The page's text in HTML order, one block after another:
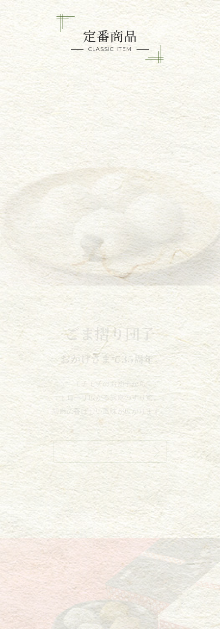
定番商品
CLASSIC ITEM
ごま摺り団子
おかげさまで35周年。
モチモチのお団子から
トローリ広がる胡麻のすり蜜。
胡麻の香ばしい風味が広がります。
詳しくはこちら